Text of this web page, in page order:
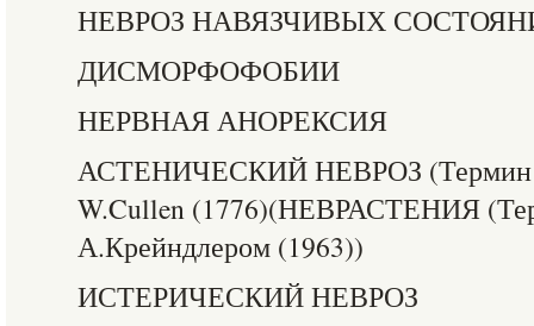
НЕВРОЗ НАВЯЗЧИВЫХ
ДИСМОРФОФОБИИ
НЕРВНАЯ АНОРЕКСИЯ
АСТЕНИЧЕСКИЙ НЕВРОЗ (Термин
W.Cullen (1776)(НЕВРАСТЕНИЯ
А.Крейндлером (1963))
ИСТЕРИЧЕСКИЙ НЕВРОЗ